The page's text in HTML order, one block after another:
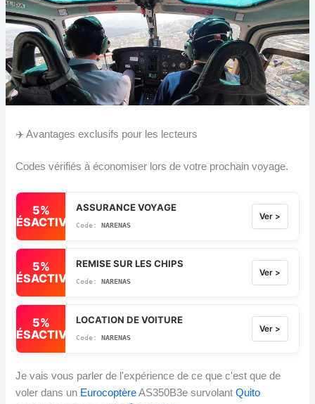
✈️ Avantages exclusifs pour les lecteurs
Codes vérifiés à économiser lors de votre prochain voyage.
5%
DÉSACTIVÉ
ASSURANCE VOYAGE
NARENAS
Ver >
5%
DÉSACTIVÉ
REMISE SUR LES CHIPS
NARENAS
Ver >
5%
DÉSACTIVÉ
LOCATION DE VOITURE
NARENAS
Ver >
Je vais vous parler de l'expérience de ce que c'est que de
voler dans un EurocoptèreAS350B3e survolantQuito